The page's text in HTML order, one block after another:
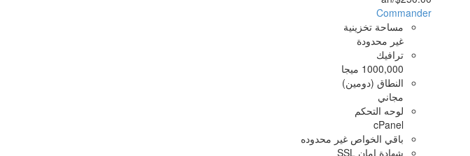
Commander
مساحة تخزينية
غير محدودة
ترافيك
1000,000 ميجا
النطاق (دومين)
مجاني
لوحه التحكم
cPanel
باقي الخواص غير محدوده
شهادة امان SSL